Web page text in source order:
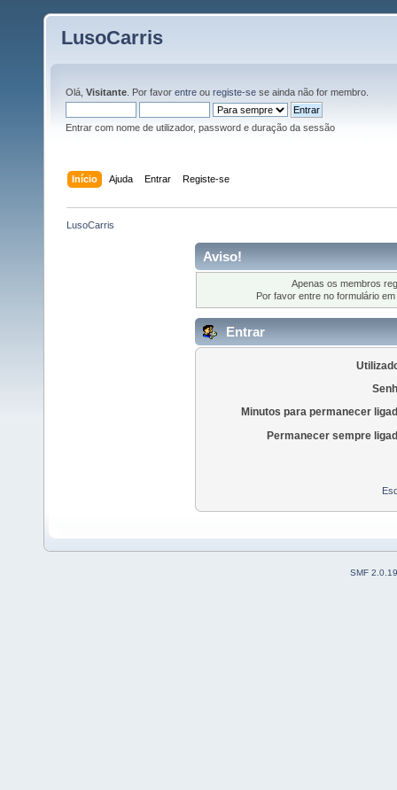
LusoCarris
Olá, Visitante . Por favor entre ou registe-se se ainda não for membro.
Entrar com nome de utilizador, password e duração da sessão
Início Ajuda Entrar Registe-se
LusoCarris
Aviso!
Apenas os membros
Por favor entre no formulário
Entrar
Minutos para permanecer
Permanecer sempre
SMF 2.0.19